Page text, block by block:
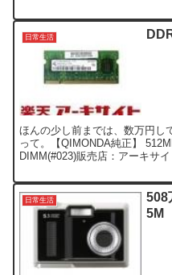
日常生活
ほんの少し前までは、数万円し
って。【QIMONDA純正】
DIMM(#023)販売店：アーキサ
日常生活
508
5M